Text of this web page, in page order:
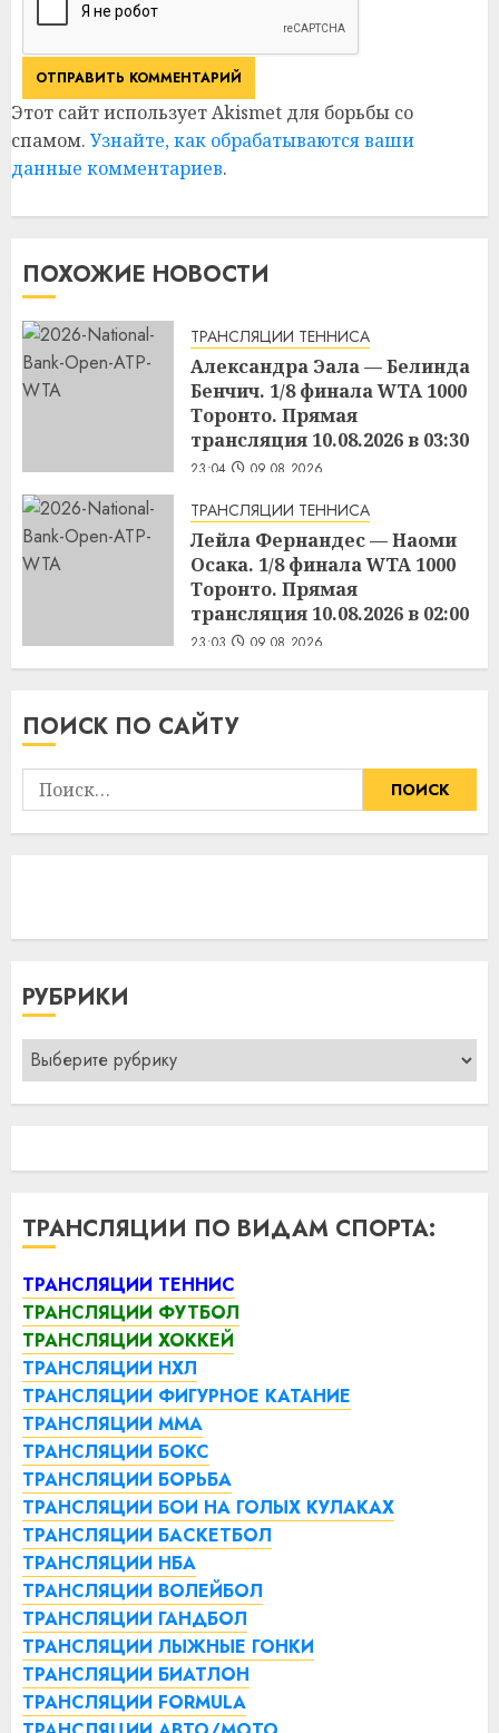
Этот сайт использует Akismet для борьбы со
спамом. Узнайте, как обрабатываются ваши
данные комментариев.
ПОХОЖИЕ НОВОСТИ
ТРАНСЛЯЦИИ ТЕННИСА
Александра Эала — Белинда
Бенчич. 1/8 финала WTA 1000
Торонто. Прямая
трансляция 10.08.2026 в 03:30
23:04 09.08.2026
ТРАНСЛЯЦИИ ТЕННИСА
Лейла Фернандес — Наоми
Осака. 1/8 финала WTA 1000
Торонто. Прямая
трансляция 10.08.2026 в 02:00
23:03 09.08.2026
ПОИСК ПО САЙТУ
Найти:
РУБРИКИ
Рубрики
ТРАНСЛЯЦИИ ПО ВИДАМ СПОРТА:
ТРАНСЛЯЦИИ ТЕННИС
ТРАНСЛЯЦИИ ФУТБОЛ
ТРАНСЛЯЦИИ ХОККЕЙ
ТРАНСЛЯЦИИ НХЛ
ТРАНСЛЯЦИИ ФИГУРНОЕ КАТАНИЕ
ТРАНСЛЯЦИИ ММА
ТРАНСЛЯЦИИ БОКС
ТРАНСЛЯЦИИ БОРЬБА
ТРАНСЛЯЦИИ БОИ НА ГОЛЫХ КУЛАКАХ
ТРАНСЛЯЦИИ БАСКЕТБОЛ
ТРАНСЛЯЦИИ НБА
ТРАНСЛЯЦИИ ВОЛЕЙБОЛ
ТРАНСЛЯЦИИ ГАНДБОЛ
ТРАНСЛЯЦИИ ЛЫЖНЫЕ ГОНКИ
ТРАНСЛЯЦИИ БИАТЛОН
ТРАНСЛЯЦИИ FORMULA